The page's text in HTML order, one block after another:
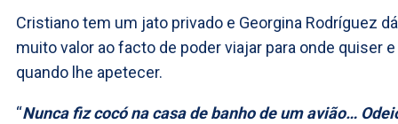
Cristiano tem um jato privado e Georgina Rodríguez dá
muito valor ao facto de poder viajar para onde quiser e
quando lhe apetecer.
“Nunca fiz cocó na casa de banho de um avião…